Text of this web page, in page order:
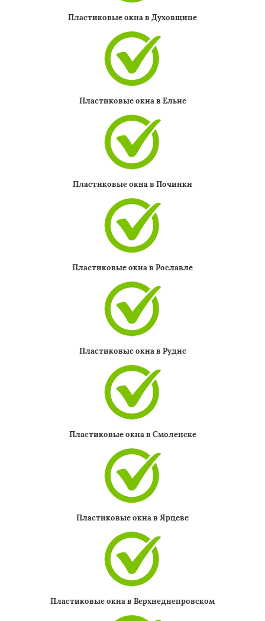
Пластиковые окна в Духовщине
Пластиковые окна в Ельне
Пластиковые окна в Починки
Пластиковые окна в Рославле
Пластиковые окна в Рудне
Пластиковые окна в Смоленске
Пластиковые окна в Ярцеве
Пластиковые окна в Верхнеднепровском
Даю согласие на обработку персональных данных